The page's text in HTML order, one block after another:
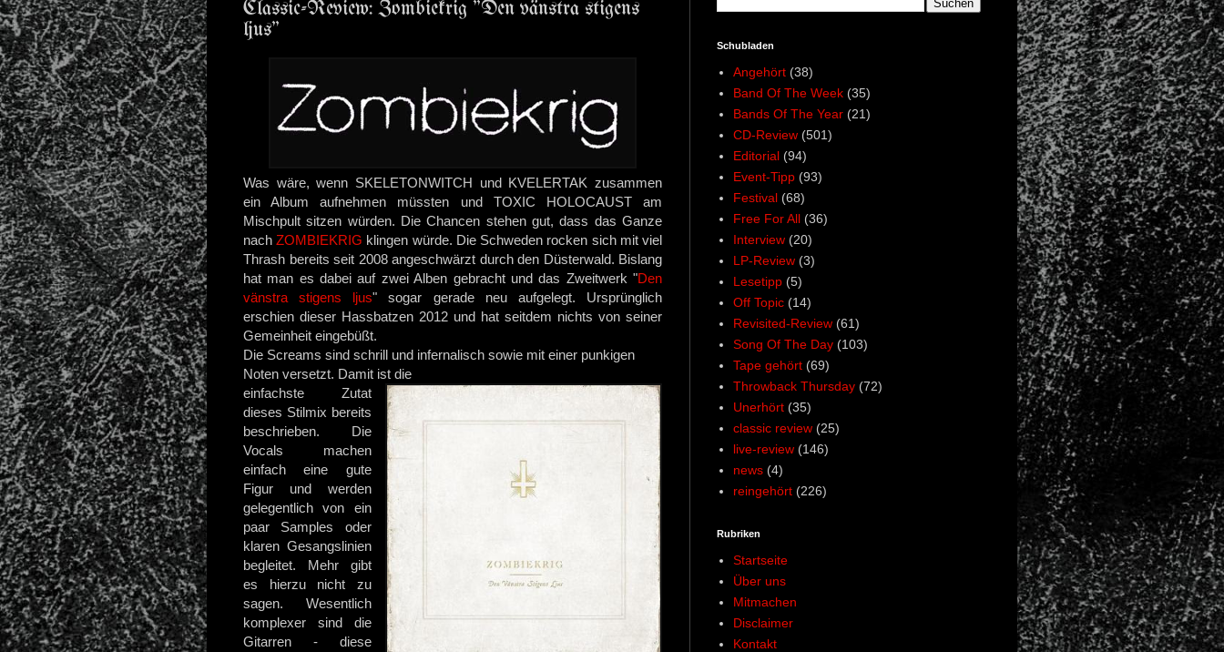
Classic-Review: Zombiekrig "Den vänstra stigens
ljus"
Was wäre, wenn SKELETONWITCH und KVELERTAK zusammen
ein Album aufnehmen müssten und TOXIC HOLOCAUST am
Mischpult sitzen würden. Die Chancen stehen gut, dass das Ganze
nachZOMBIEKRIG klingen würde. Die Schweden rocken sich mit viel
Thrash bereits seit 2008 angeschwärzt durch den Düsterwald. Bislang
hat man es dabei auf zwei Alben gebracht und das Zweitwerk "Den
vänstra stigens ljus" sogar gerade neu aufgelegt. Ursprünglich
erschien dieser Hassbatzen 2012 und hat seitdem nichts von seiner
Gemeinheit eingebüßt.
Die Screams sind schrill und infernalisch sowie mit einer punkigen
Noten versetzt. Damit ist die
einfachste Zutat
dieses Stilmix bereits
beschrieben. Die
Vocals machen
einfach eine gute
Figur und werden
gelegentlich von ein
paar Samples oder
klaren Gesangslinien
begleitet. Mehr gibt
es hierzu nicht zu
sagen. Wesentlich
komplexer sind die
Gitarren - diese
Schubladen
Angehört (38)
Band Of The Week (35)
Bands Of The Year (21)
CD-Review (501)
Editorial (94)
Event-Tipp (93)
Festival (68)
Free For All (36)
Interview (20)
LP-Review (3)
Lesetipp (5)
Off Topic (14)
Revisited-Review (61)
Song Of The Day (103)
Tape gehört (69)
Throwback Thursday (72)
Unerhört (35)
classic review (25)
live-review (146)
news (4)
reingehört (226)
Rubriken
Startseite
Über uns
Mitmachen
Disclaimer
Kontakt